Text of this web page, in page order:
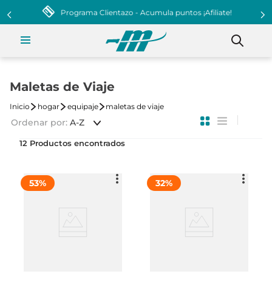
Programa Clientazo - Acumula puntos ¡Afiliate!
Maletas de Viaje
hogar equipaje maletas de viaje
Ordenar por A-Z
12
53% 32%